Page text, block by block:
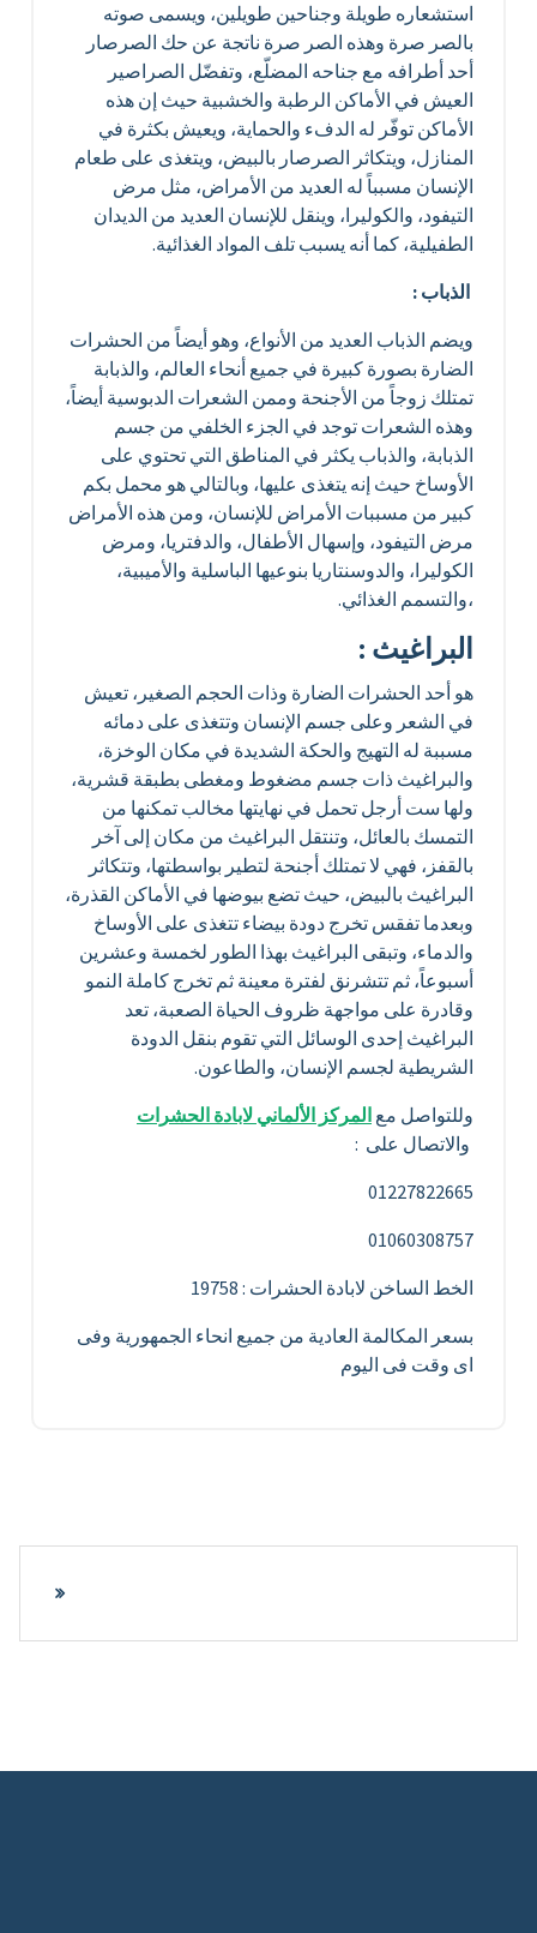
استشعاره طويلة وجناحين طويلين، ويسمى صوته
بالصر صرة وهذه الصر صرة ناتجة عن حك الصرصار
أحد أطرافه مع جناحه المضلّع، وتفضّل الصراصير
العيش في الأماكن الرطبة والخشبية حيث إن هذه
الأماكن توفّر له الدفء والحماية، ويعيش بكثرة في
المنازل، ويتكاثر الصرصار بالبيض، ويتغذى على طعام
الإنسان مسبباً له العديد من الأمراض، مثل مرض
التيفود، والكوليرا، وينقل للإنسان العديد من الديدان
الطفيلية، كما أنه يسبب تلف المواد الغذائية.
الذباب :
ويضم الذباب العديد من الأنواع، وهو أيضاً من الحشرات
الضارة بصورة كبيرة في جميع أنحاء العالم، والذبابة
تمتلك زوجاً من الأجنحة وممن الشعرات الدبوسية أيضاً،
وهذه الشعرات توجد في الجزء الخلفي من جسم
الذبابة، والذباب يكثر في المناطق التي تحتوي على
الأوساخ حيث إنه يتغذى عليها، وبالتالي هو محمل بكم
كبير من مسببات الأمراض للإنسان، ومن هذه الأمراض
مرض التيفود، وإسهال الأطفال، والدفتريا، ومرض
الكوليرا، والدوسنتاريا بنوعيها الباسلية والأميبية،
،والتسمم الغذائي.
البراغيث :
هو أحد الحشرات الضارة وذات الحجم الصغير، تعيش
في الشعر وعلى جسم الإنسان وتتغذى على دمائه
مسببة له التهيج والحكة الشديدة في مكان الوخزة،
والبراغيث ذات جسم مضغوط ومغطى بطبقة قشرية،
ولها ست أرجل تحمل في نهايتها مخالب تمكنها من
التمسك بالعائل، وتنتقل البراغيث من مكان إلى آخر
بالقفز، فهي لا تمتلك أجنحة لتطير بواسطتها، وتتكاثر
البراغيث بالبيض، حيث تضع بيوضها في الأماكن القذرة،
وبعدما تفقس تخرج دودة بيضاء تتغذى على الأوساخ
والدماء، وتبقى البراغيث بهذا الطور لخمسة وعشرين
أسبوعاً، ثم تتشرنق لفترة معينة ثم تخرج كاملة النمو
وقادرة على مواجهة ظروف الحياة الصعبة، تعد
البراغيث إحدى الوسائل التي تقوم بنقل الدودة
الشريطية لجسم الإنسان، والطاعون.
وللتواصل معالمركز الألماني لابادة الحشرات
والاتصال على :
01227822665
01060308757
الخط الساخن لابادة الحشرات : 19758
بسعر المكالمة العادية من جميع انحاء الجمهورية وفى
اى وقت فى اليوم